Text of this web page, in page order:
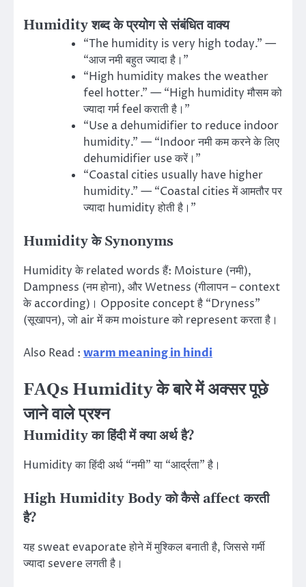
Humidity शब्द के प्रयोग से संबंधित वाक्य
“The humidity is very high today.” —
“आज नमी बहुत ज्यादा है।”
“High humidity makes the weather
feel hotter.” — “High humidity मौसम को
ज्यादा गर्म feel कराती है।”
“Use a dehumidifier to reduce indoor
humidity.” — “Indoor नमी कम करने के लिए
dehumidifier use करें।”
“Coastal cities usually have higher
humidity.” — “Coastal cities में आमतौर पर
ज्यादा humidity होती है।”
Humidity के Synonyms
Humidity के related words हैं: Moisture (नमी),
Dampness (नम होना), और Wetness (गीलापन – context
के according)। Opposite concept है “Dryness”
(सूखापन), जो air में कम moisture को represent करता है।
Also Read : warm meaning in hindi
FAQs Humidity के बारे में अक्सर पूछे
जाने वाले प्रश्न
Humidity का हिंदी में क्या अर्थ है?
Humidity का हिंदी अर्थ “नमी” या “आर्द्रता” है।
High Humidity Body को कैसे affect करती
है?
यह sweat evaporate होने में मुश्किल बनाती है, जिससे गर्मी
ज्यादा severe लगती है।